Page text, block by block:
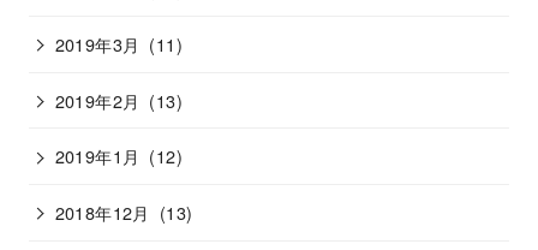
2019年3月 (11)
2019年2月 (13)
2019年1月 (12)
2018年12月 (13)